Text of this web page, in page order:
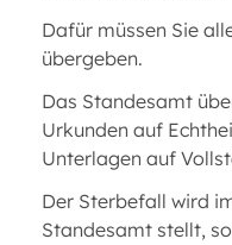
Dafür müssen Sie
übergeben.
Das Standesamt
Urkunden auf
Unterlagen auf
Der Sterbefall wird
Standesamt stellt,